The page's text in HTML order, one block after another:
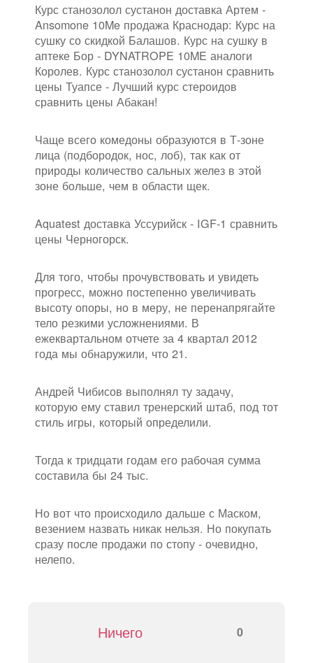
Курс станозолол сустанон доставка Артем -
Ansomone 10Me продажа Краснодар: Курс на
сушку со скидкой Балашов. Курс на сушку в
аптеке Бор - DYNATROPE 10ME аналоги
Королев. Курс станозолол сустанон сравнить
цены Туапсе - Лучший курс стероидов
сравнить цены Абакан!
Чаще всего комедоны образуются в Т-зоне
лица (подбородок, нос, лоб), так как от
природы количество сальных желез в этой
зоне больше, чем в области щек.
Aquatest доставка Уссурийск - IGF-1 сравнить
цены Черногорск.
Для того, чтобы прочувствовать и увидеть
прогресс, можно постепенно увеличивать
высоту опоры, но в меру, не перенапрягайте
тело резкими усложнениями. В
ежеквартальном отчете за 4 квартал 2012
года мы обнаружили, что 21.
Андрей Чибисов выполнял ту задачу,
которую ему ставил тренерский штаб, под тот
стиль игры, который определили.
Тогда к тридцати годам его рабочая сумма
составила бы 24 тыс.
Но вот что происходило дальше с Маском,
везением назвать никак нельзя. Но покупать
сразу после продажи по стопу - очевидно,
нелепо.
Ничего 0